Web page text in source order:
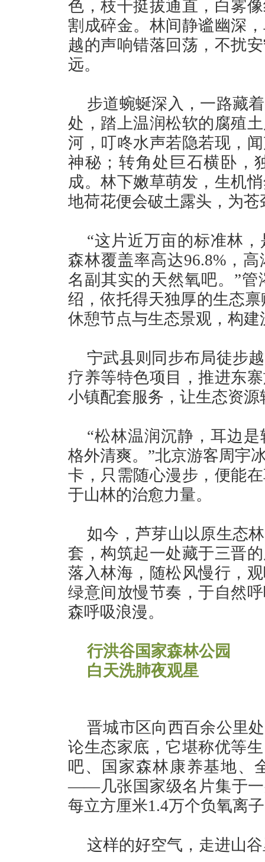
色，枝干挺拔通直，白雾
割成碎金。林间静谧幽深
越的声响错落回荡，不扰
远。
步道蜿蜒深入，一路藏
处，踏上温润松软的腐殖
河，叮咚水声若隐若现，
神秘；转角处巨石横卧，
成。林下嫩草萌发，生机
地荷花便会破土露头，为
“这片近万亩的标准林
森林覆盖率高达96.8%，
名副其实的天然氧吧。”
绍，依托得天独厚的生态
休憩节点与生态景观，构
宁武县则同步布局徒步
疗养等特色项目，推进东
小镇配套服务，让生态资
“松林温润沉静，耳边
格外清爽。”北京游客周宇
卡，只需随心漫步，便能
于山林的治愈力量。
如今，芦芽山以原生态
套，构筑起一处藏于三晋
落入林海，随松风慢行，
绿意间放慢节奏，于自然
森呼吸浪漫。
行洪谷国家森林公园
白天洗肺夜观星
晋城市区向西百余公里
论生态家底，它堪称优等
吧、国家森林康养基地、
——几张国家级名片集于一
每立方厘米1.4万个负氧离
这样的好空气，走进山